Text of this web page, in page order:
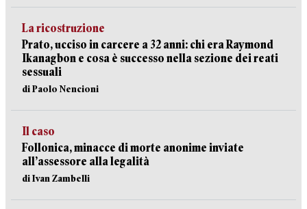
La ricostruzione
Prato, ucciso in carcere a 32 anni: chi era Raymond
Ikanagbon e cosa è successo nella sezione dei reati
sessuali
di Paolo Nencioni
Il caso
Follonica, minacce di morte anonime inviate
all’assessore alla legalità
di Ivan Zambelli